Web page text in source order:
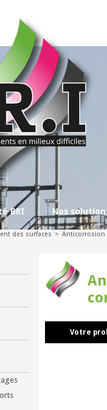
BRI Nos
des surfaces > Anticorrosion
Votre